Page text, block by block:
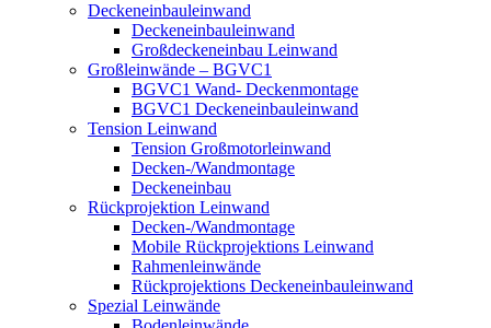
Deckeneinbauleinwand
Deckeneinbauleinwand
Großdeckeneinbau Leinwand
Großleinwände – BGVC1
BGVC1 Wand- Deckenmontage
BGVC1 Deckeneinbauleinwand
Tension Leinwand
Tension Großmotorleinwand
Decken-/Wandmontage
Deckeneinbau
Rückprojektion Leinwand
Decken-/Wandmontage
Mobile Rückprojektions Leinwand
Rahmenleinwände
Rückprojektions Deckeneinbauleinwand
Spezial Leinwände